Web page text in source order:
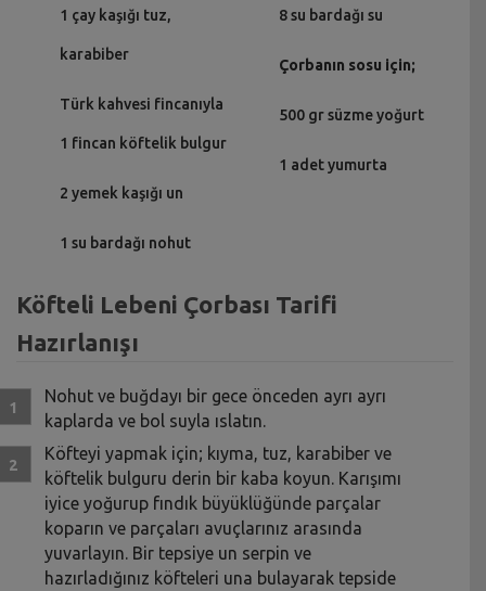
1 çay kaşığı tuz,
karabiber
Türk kahvesi fincanıyla
1 fincan köftelik bulgur
2 yemek kaşığı un
1 su bardağı nohut
8 su bardağı su
Çorbanın sosu için;
500 gr süzme yoğurt
1 adet yumurta
Köfteli Lebeni Çorbası Tarifi
Hazırlanışı
Nohut ve buğdayı bir gece önceden ayrı ayrı
kaplarda ve bol suyla ıslatın.
Köfteyi yapmak için; kıyma, tuz, karabiber ve
köftelik bulguru derin bir kaba koyun. Karışımı
iyice yoğurup fındık büyüklüğünde parçalar
koparın ve parçaları avuçlarınız arasında
yuvarlayın. Bir tepsiye un serpin ve
hazırladığınız köfteleri una bulayarak tepside